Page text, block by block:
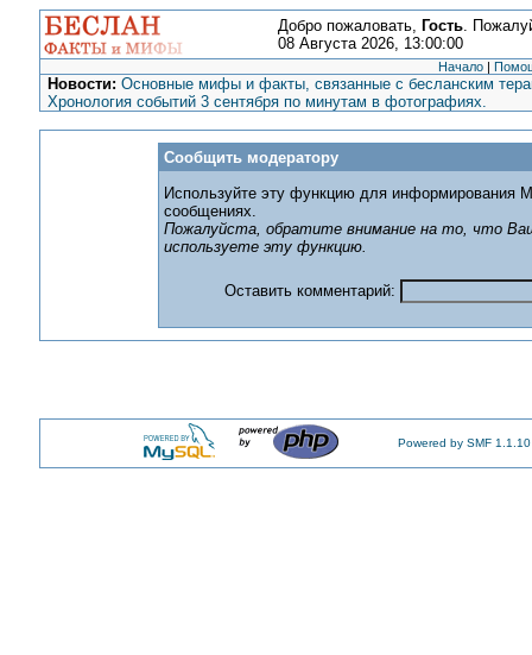
Добро пожаловать, Гость.
08 Августа 2026, 13:00:00
Начало |
Новости: Основные мифы и факты, связанные с бесланским
Хронология событий 3 сентября по минутам в фотографиях.
Сообщить модератору
Используйте эту функцию для информирования
сообщениях.
Пожалуйста, обратите внимание на то, что
используете эту функцию.
Оставить комментарий:
Powered by SMF 1.1.10